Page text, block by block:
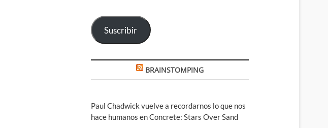
Suscribir
BRAINSTOMPING
Paul Chadwick vuelve a recordarnos lo que nos
hace humanos en Concrete: Stars Over Sand